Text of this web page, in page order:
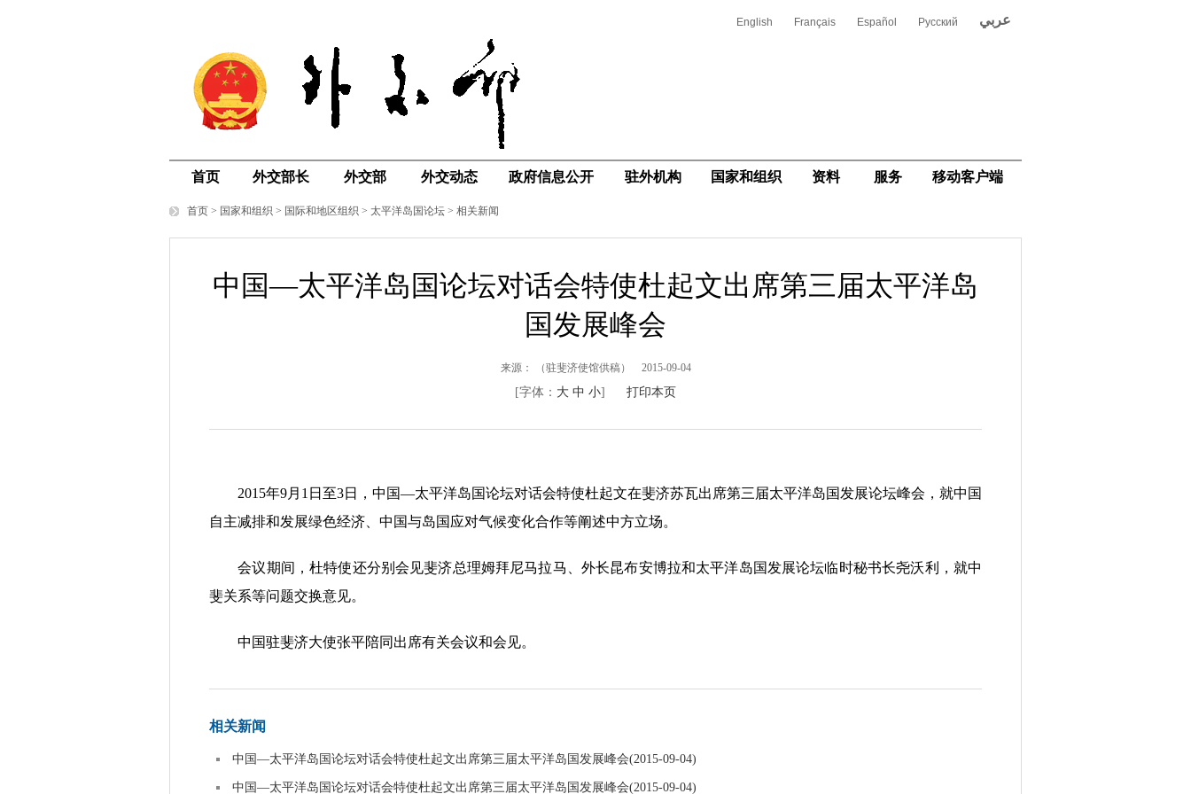
English Français Español Русский عربي
首页 外交部长 外交部 外交动态 政府信息公开 驻外机构 国家和组织 资料 服务 移动客户端
首页 > 国家和组织 > 国际和地区组织 > 太平洋岛国论坛 > 相关新闻
中国—太平洋岛国论坛对话会特使杜起文出席第三届太平洋岛
国发展峰会
来源： （驻斐济使馆供稿） 2015-09-04
[字体： 大 中 小] 打印本页
2015年9月1日至3日，中国—太平洋岛国论坛对话会特使杜起文在斐济苏瓦出席第三届太平洋岛国发展论坛峰会，就中国
自主减排和发展绿色经济、中国与岛国应对气候变化合作等阐述中方立场。
会议期间，杜特使还分别会见斐济总理姆拜尼马拉马、外长昆布安博拉和太平洋岛国发展论坛临时秘书长尧沃利，就中
斐关系等问题交换意见。
中国驻斐济大使张平陪同出席有关会议和会见。
相关新闻
中国—太平洋岛国论坛对话会特使杜起文出席第三届太平洋岛国发展峰会(2015-09-04)
中国—太平洋岛国论坛对话会特使杜起文出席第三届太平洋岛国发展峰会(2015-09-04)